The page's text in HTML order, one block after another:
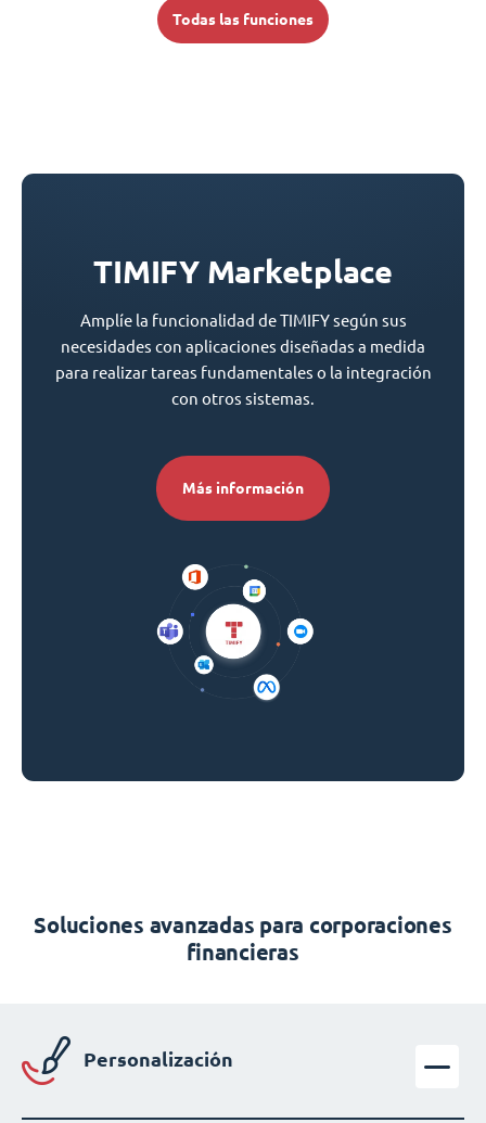
Todas las funciones
TIMIFY Marketplace
Amplíe la funcionalidad de TIMIFY según sus
necesidades con aplicaciones diseñadas a medida
para realizar tareas fundamentales o la integración
con otros sistemas.
Más información
Soluciones avanzadas para corporaciones
financieras
Personalización